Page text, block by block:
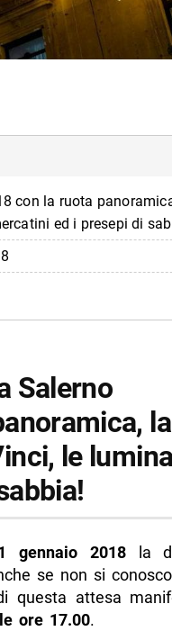
con la ruota
ed i presepi di
Salerno
la
le
gennaio 2018la
se non si
attesa
ore 17.00.